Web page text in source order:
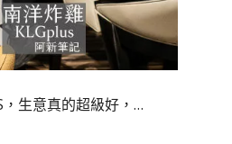
生意真的超級好，…